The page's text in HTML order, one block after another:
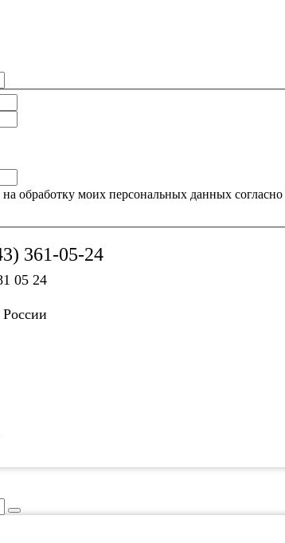
на обработку моих персональных данных согласно
361-05-24
05 24